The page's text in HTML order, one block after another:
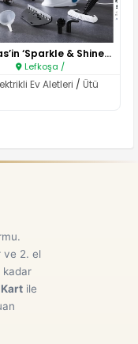
Geepas’in ‘Sparkle & Shine’ el..
Lefkoşa /
Ev Aletleri /Ütü
ve 2. el
kadar
Kart ile